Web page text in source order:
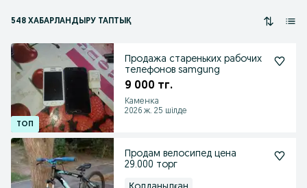
548 ХАБАРЛАНДЫРУ ТАПТЫҚ
Продажа стареньких рабочих
телефонов samgung
9 000 тг.
Каменка
2026 ж. 25 шілде
Продам велосипед цена
29.000 торг